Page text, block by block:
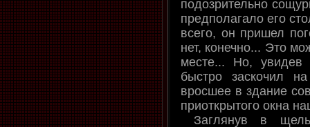
подозрительно
предполагало его
всего, он пришел
нет, конечно... Это
месте... Но,
быстро заскочил
вросшее в здание
приоткрытого окна
Заглянув в щель